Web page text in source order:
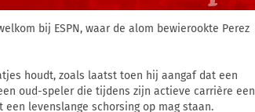
bij ESPN, waar de alom bewierookte Perez
houdt, zoals laatst toen hij aangaf dat een
oud-speler die tijdens zijn actieve carrière een
levenslange schorsing op mag staan.